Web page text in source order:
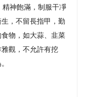
神飽滿，制服干凈
，不留長指甲，勤
物，如大蒜、韭菜
觀，不允許有挖